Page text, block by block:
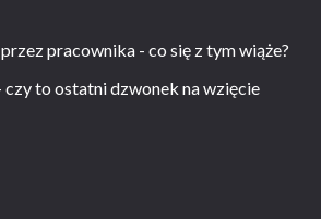
pracownika - co się z tym wiąże?
czy to ostatni dzwonek na wzięcie